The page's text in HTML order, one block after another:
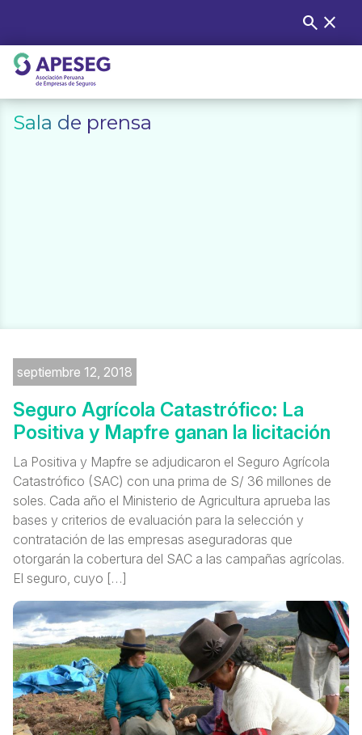
content
Buscar:
search close
APESEG
Sala de prensa
septiembre 12, 2018
Seguro Agrícola Catastrófico: La
Positiva y Mapfre ganan la licitación
La Positiva y Mapfre se adjudicaron el Seguro Agrícola
Catastrófico (SAC) con una prima de S/ 36 millones de
soles. Cada año el Ministerio de Agricultura aprueba las
bases y criterios de evaluación para la selección y
contratación de las empresas aseguradoras que
otorgarán la cobertura del SAC a las campañas agrícolas.
El seguro, cuyo […]